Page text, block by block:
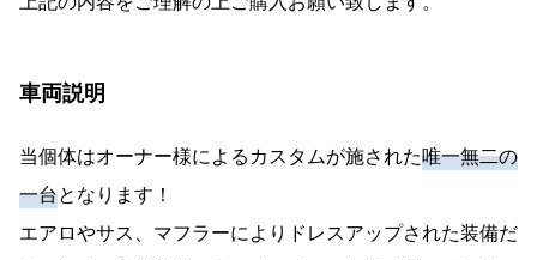
車両説明
当個体はオーナー様によるカスタムが施された唯一無二の
一台となります！
エアロやサス、マフラーによりドレスアップされた装備だ